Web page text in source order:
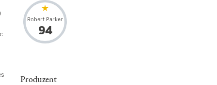
Robert Parker
94
Produzent